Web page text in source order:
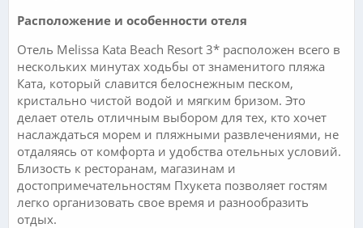
Расположение и особенности отеля
Отель Melissa Kata Beach Resort 3* расположен всего в
нескольких минутах ходьбы от знаменитого пляжа
Ката, который славится белоснежным песком,
кристально чистой водой и мягким бризом. Это
делает отель отличным выбором для тех, кто хочет
наслаждаться морем и пляжными развлечениями, не
отдаляясь от комфорта и удобства отельных условий.
Близость к ресторанам, магазинам и
достопримечательностям Пхукета позволяет гостям
легко организовать свое время и разнообразить
отдых.